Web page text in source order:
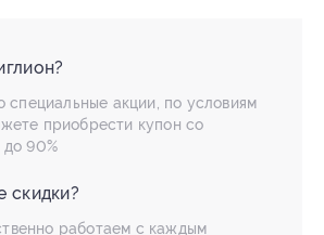
специальные акции, по условиям
приобрести купон со
до 90%
скидки?
работаем с каждым